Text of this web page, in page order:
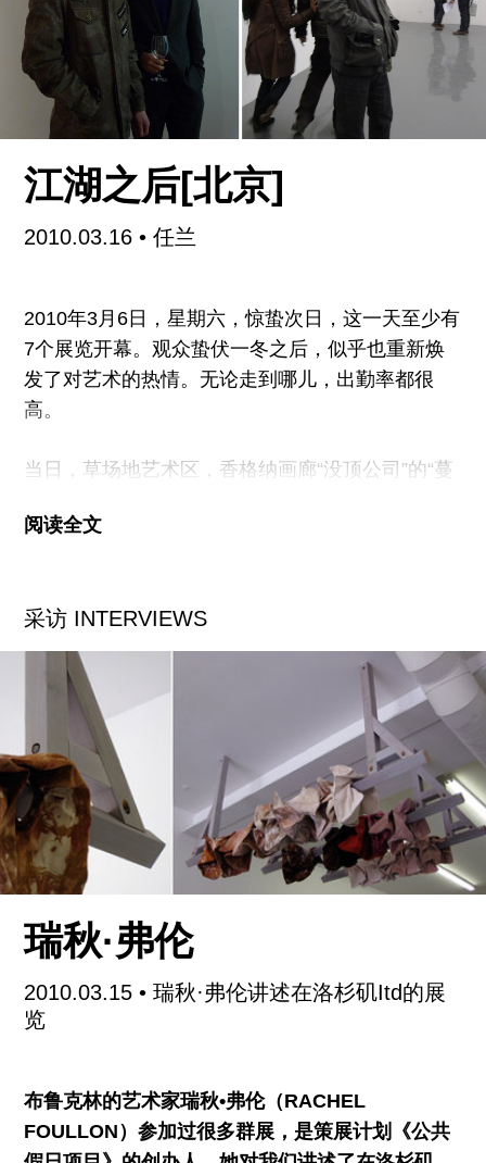
下，大会节奏安排得很好，而且紧扣几个共同的主
题，对若干急需讨论的问题展开了讨论，其中包括
另类艺术学校、流动的图书馆、以及文献归档在阿
拉伯国家的突然兴盛。
对于那些关注中东艺术界但身处海湾地区之外的人
来说，要想搞清楚阿拉伯联合酋长国内部到底怎么
回事儿简直比登天还难。七个酋长国里至少有三个
劲。
当然，沙迦曾一度是所有酋长国中最热门的生活方
式典范。如今迪拜出尽风头，而阿布扎比则像地平
吸进它由各种首
江湖之后[北京]
2010.03.16• 任兰
2010年3月6日，星期六，惊蛰次日，这一天至少有
7个展览开幕。观众蛰伏一冬之后，似乎也重新焕
发了对艺术的热情。无论走到哪儿，出勤率都很
高。
当日，草场地艺术区，香格纳画廊“没顶公司”的“蔓
席“中坚”展时所言：“公司效益很好，很快要到北京
人代表徐震：“‘徐震’真的不回来了吗？”他笑答：
“‘徐震’现在没有‘没顶’值钱啦！”
同日，草场地的前波画廊展出的是两位年轻艺术家
的个展，他们都师出名门，碰巧，也都是26岁。左
边展厅是苑瑗的“褪色时光”，宝丽莱范儿的模糊
感，令人羡慕的“少女情怀总是诗”。可能由于她的
父亲是“八一”电影制片厂的制片人，展厅里明显多
了一些非艺术圈的观众，甚至来了一个小明星。因
为艺人的出现，苑瑗的“褪色时光”展览消息上了次
日的网易娱乐和新浪娱乐。
步入右展厅的“赤•磷”展，叶楠看起来却不像自己个
展开幕，脸上笼罩着一层说不好是“失落”还是“沮丧”
作为其中一种颜料，即火柴盒侧面的摩擦层的主要
成分，里面还掺入了少量高锰酸钾和粘合剂。
阅读全文
采访 INTERVIEWS
瑞秋·弗伦
2010.03.15• 瑞秋·弗伦讲述在洛杉矶Itd的展
览
布鲁克林的艺术家瑞秋•弗伦（RACHEL
FOULLON）参加过很多群展，是策展计划《公共